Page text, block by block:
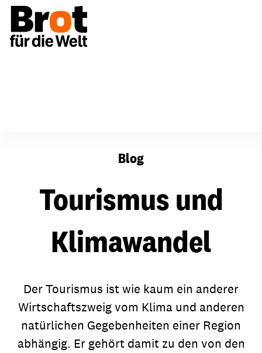
Blog
Tourismus und
Klimawandel
Der Tourismus ist wie kaum ein anderer
Wirtschaftszweig vom Klima und anderen
natürlichen Gegebenheiten einer Region
abhängig. Er gehört damit zu den von den